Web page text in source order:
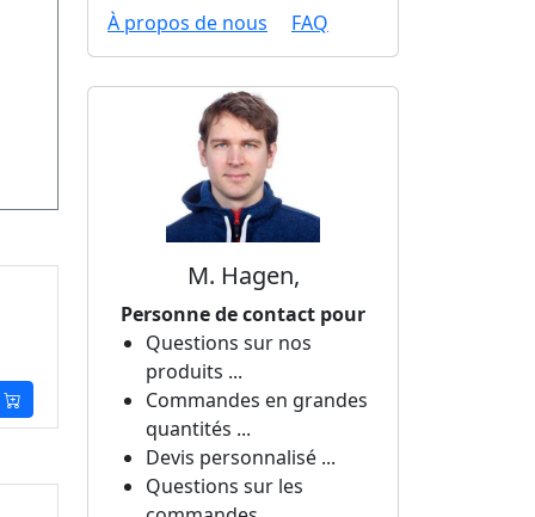
À propos de nous
FAQ
M. Hagen,
Personne de contact pour
Questions sur nos
produits ...
Commandes en grandes
quantités ...
Devis personnalisé ...
Questions sur les